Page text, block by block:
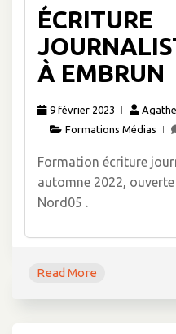
ÉCRITURE
À EMBRUN
9 février 2023
Formations Médias
Formation écriture
automne 2022,
Nord05 .
Read More